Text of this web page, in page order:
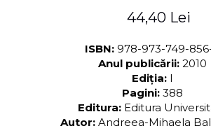
44,40 Lei
ISBN: 978-973-749-
Anul publicării: 2010
Ediția: I
Pagini: 388
Editura: Editura
Autor: Andreea-Mihaela